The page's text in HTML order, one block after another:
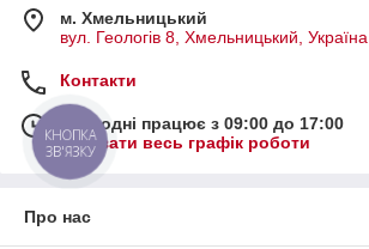
м. Хмельницький
вул. Геологів 8, Хмельницький, Україна
Контакти
Сьогодні працює з 09:00 до 17:00
Показати весь графік роботи
Про нас
КНОПКА
ЗВ'ЯЗКУ